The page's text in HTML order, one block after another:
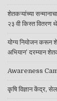
शेतकऱ्यांच्या
२३ वी किस्त वितरण
योग्य नियोजन करून
अभियान’ दरम्यान
Awareness
कृषि विज्ञान केंद्र,